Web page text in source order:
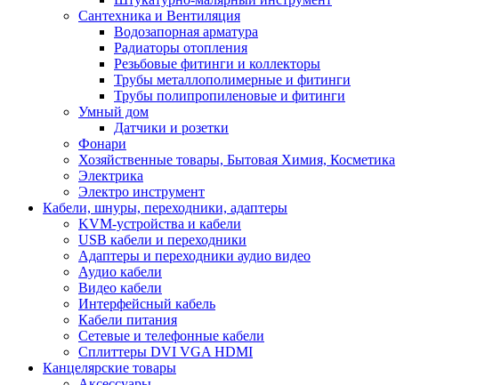
Сантехника и Вентиляция
Водозапорная арматура
Радиаторы отопления
Резьбовые фитинги и коллекторы
Трубы металлополимерные и фитинги
Трубы полипропиленовые и фитинги
Умный дом
Датчики и розетки
Фонари
Хозяйственные товары, Бытовая Химия, Косметика
Электрика
Электро инструмент
Кабели, шнуры, переходники, адаптеры
KVM-устройства и кабели
USB кабели и переходники
Адаптеры и переходники аудио видео
Аудио кабели
Видео кабели
Интерфейсный кабель
Кабели питания
Сетевые и телефонные кабели
Сплиттеры DVI VGA HDMI
Канцелярские товары